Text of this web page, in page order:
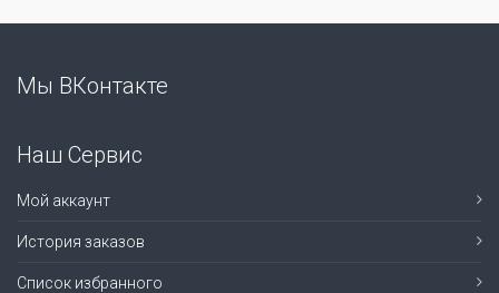
Мы ВКонтакте
Наш Сервис
Мой аккаунт
История заказов
Список избранного